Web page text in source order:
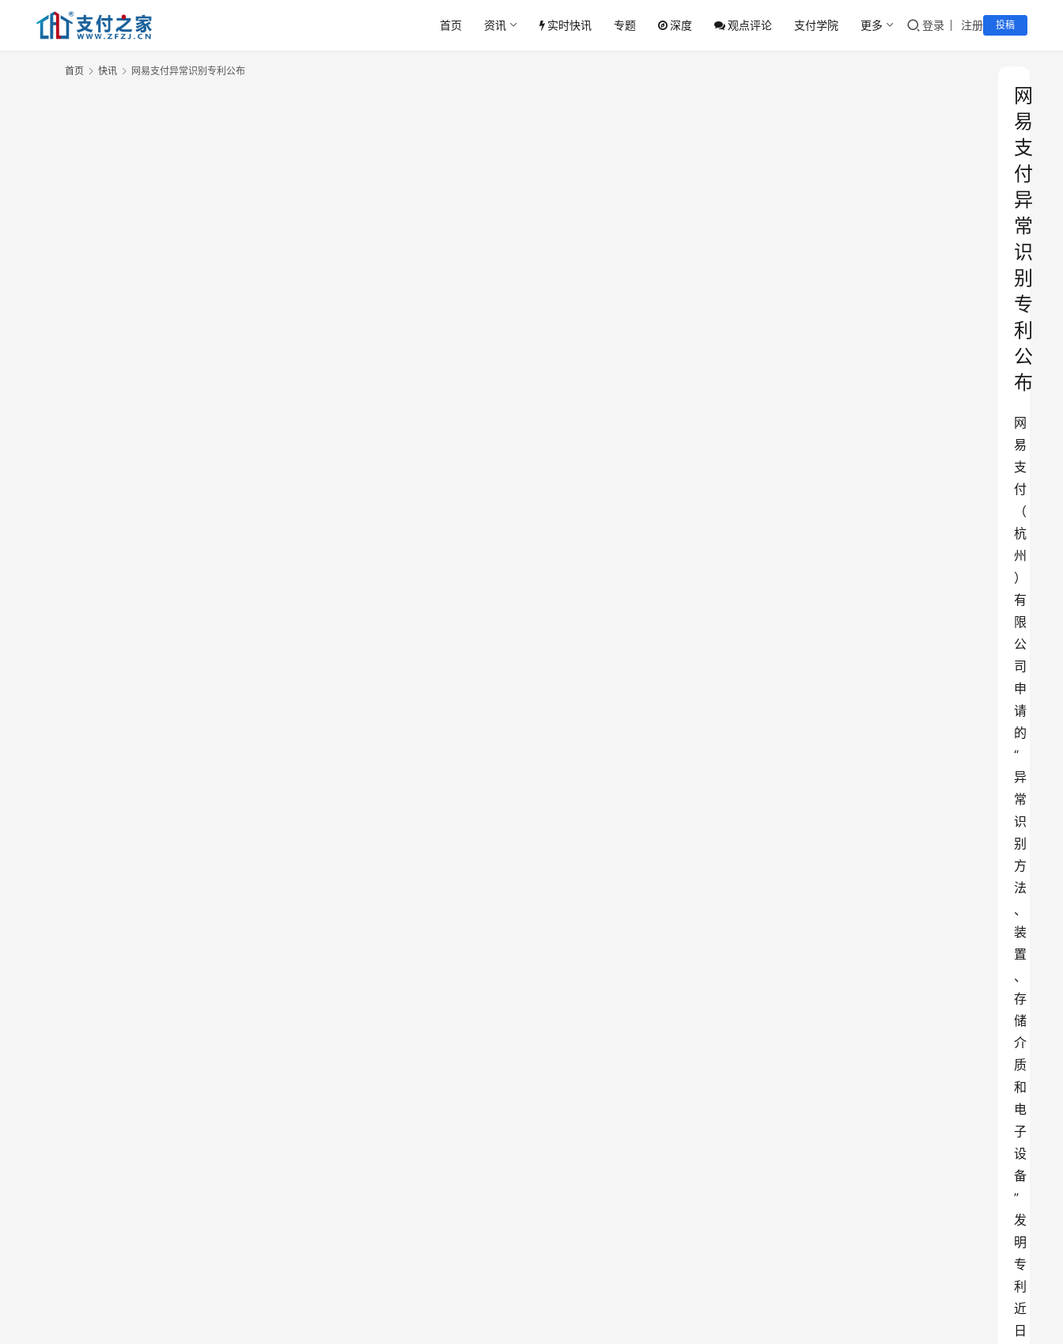
首页 资讯 实时快讯 专题 深度 观点评论 支付学院 更多 登录 注册 投稿
首页 快讯 网易支付异常识别专利公布
网
易
支
付
异
常
识
别
专
利
公
布
网
易
支
付
（
杭
州
）
有
限
公
司
申
请
的
“
异
常
识
别
方
法
、
装
置
、
存
储
介
质
和
电
子
设
备
”
发
明
专
利
近
日